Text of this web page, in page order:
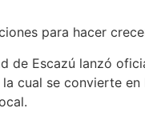
para hacer
de Escazú lanzó
cual se convierte